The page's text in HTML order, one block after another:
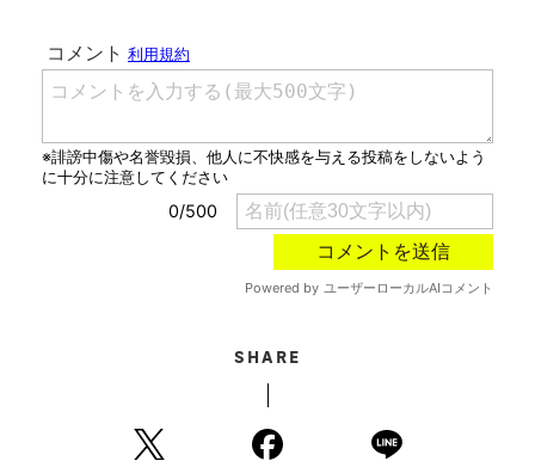
SHARE